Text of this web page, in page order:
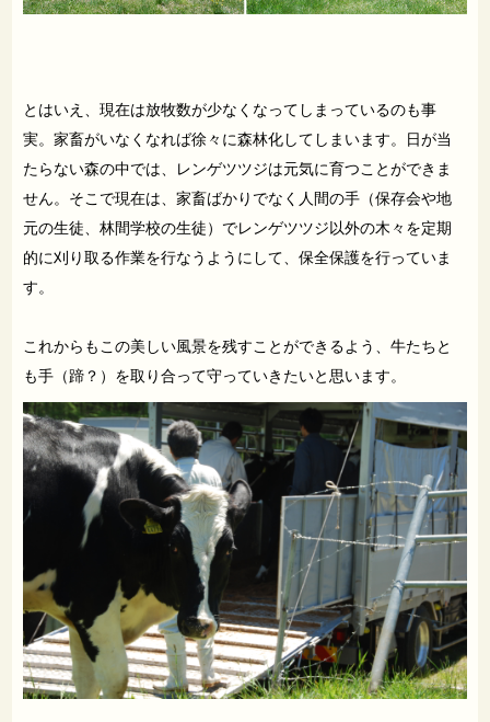
とはいえ、現在は放牧数が少なくなってしまっているのも事
実。家畜がいなくなれば徐々に森林化してしまいます。日が当
たらない森の中では、レンゲツツジは元気に育つことができま
せん。そこで現在は、家畜ばかりでなく人間の手（保存会や地
元の生徒、林間学校の生徒）でレンゲツツジ以外の木々を定期
的に刈り取る作業を行なうようにして、保全保護を行っていま
す。
これからもこの美しい風景を残すことができるよう、牛たちと
も手（蹄？）を取り合って守っていきたいと思います。